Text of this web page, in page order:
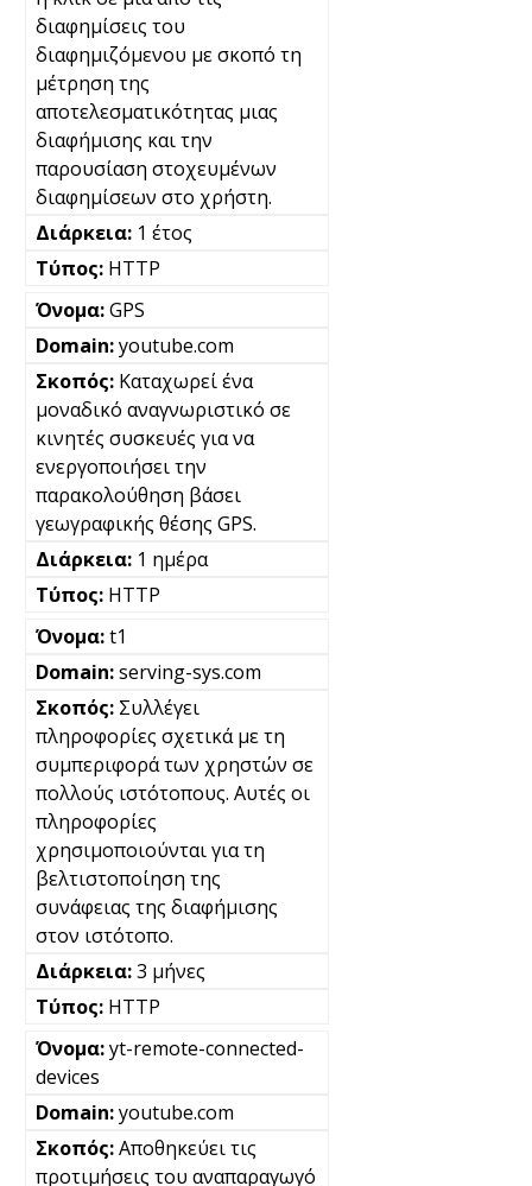
διαφημίσεις του
διαφημιζόμενου με σκοπό τη
μέτρηση της
αποτελεσματικότητας μιας
διαφήμισης και την
παρουσίαση στοχευμένων
διαφημίσεων στο χρήστη.
1 έτος
HTTP
GPS
youtube.com
Καταχωρεί ένα
μοναδικό αναγνωριστικό σε
κινητές συσκευές για να
ενεργοποιήσει την
παρακολούθηση βάσει
γεωγραφικής θέσης GPS.
1 ημέρα
HTTP
t1
serving-sys.com
Συλλέγει
πληροφορίες σχετικά με τη
συμπεριφορά των χρηστών σε
πολλούς ιστότοπους. Αυτές οι
πληροφορίες
χρησιμοποιούνται για τη
βελτιστοποίηση της
συνάφειας της διαφήμισης
στον ιστότοπο.
3 μήνες
HTTP
yt-remote-connected-
devices
youtube.com
Αποθηκεύει τις
προτιμήσεις του αναπαραγωγό